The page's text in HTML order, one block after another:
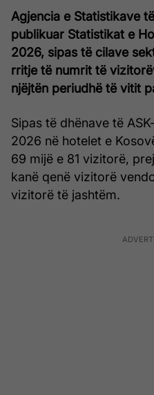
Agjencia e Statistikave
publikuar Statistikat e
2026, sipas të cilave
rritje të numrit të
njëjtën periudhë të vitit
Sipas të dhënave të
2026 në hotelet e
69 mijë e 81 vizitorë,
kanë qenë vizitorë
vizitorë të jashtëm.